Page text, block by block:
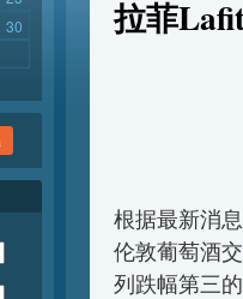
拉菲
根据最新消
伦敦葡萄酒
列跌幅第三
30